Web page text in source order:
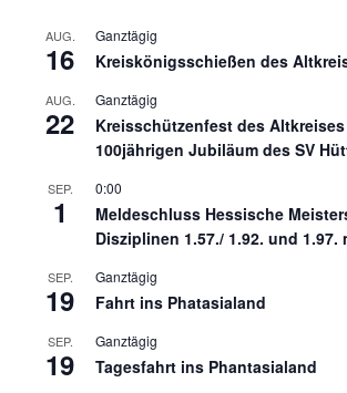
AUG.
16
Ganztägig
Kreiskönigsschießen des
AUG.
22
Ganztägig
Kreisschützenfest des
100jährigen Jubiläum des SV
SEP.
1
0:00
Meldeschluss Hessische
Disziplinen 1.57./ 1.92. und 1.97.
SEP.
19
Ganztägig
Fahrt ins Phatasialand
SEP.
19
Ganztägig
Tagesfahrt ins Phantasialand